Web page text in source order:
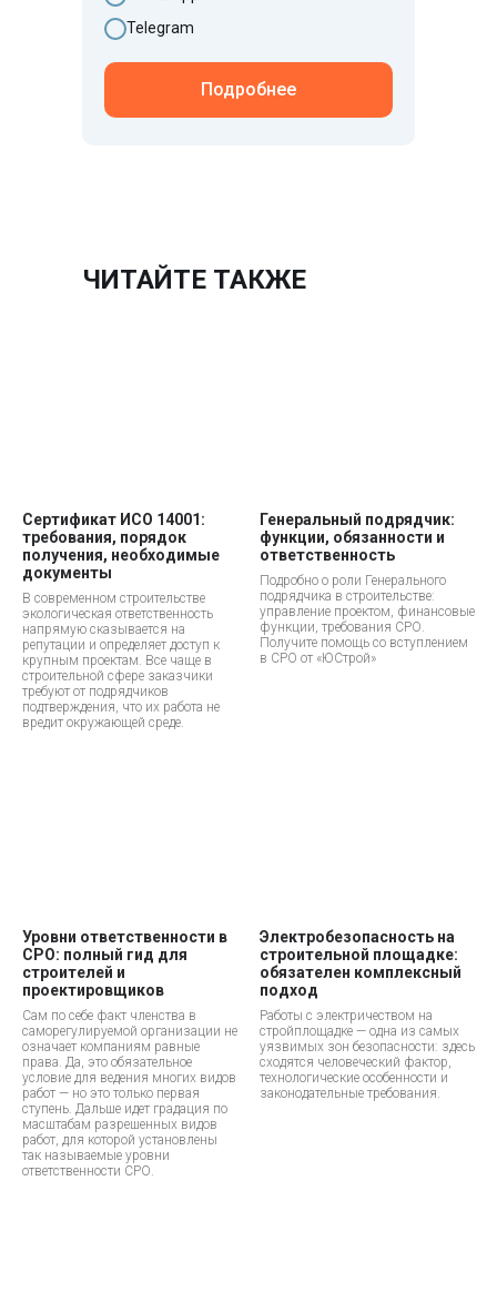
Telegram
Подробнее
ЧИТАЙТЕ ТАКЖЕ
Сертификат ИСО 14001:
требования, порядок
получения, необходимые
документы
В современном строительстве
экологическая ответственность
напрямую сказывается на
репутации и определяет доступ к
крупным проектам. Все чаще в
строительной сфере заказчики
требуют от подрядчиков
подтверждения, что их работа не
вредит окружающей среде.
Генеральный подрядчик:
функции, обязанности и
ответственность
Подробно о роли Генерального
подрядчика в строительстве:
управление проектом, финансовые
функции, требования СРО.
Получите помощь со вступлением
в СРО от «ЮСтрой»
Уровни ответственности в
СРО: полный гид для
строителей и
проектировщиков
Сам по себе факт членства в
саморегулируемой организации не
означает компаниям равные
права. Да, это обязательное
условие для ведения многих видов
работ — но это только первая
ступень. Дальше идет градация по
масштабам разрешенных видов
работ, для которой установлены
так называемые уровни
ответственности СРО.
Электробезопасность на
строительной площадке:
обязателен комплексный
подход
Работы с электричеством на
стройплощадке — одна из самых
уязвимых зон безопасности: здесь
сходятся человеческий фактор,
технологические особенности и
законодательные требования.
Сертификат ISO 45001
Сертификат ISO 13485